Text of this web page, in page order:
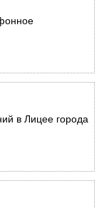
в Лицее города